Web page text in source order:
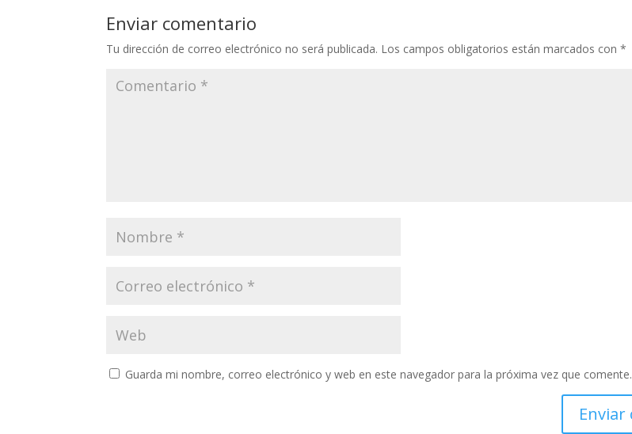
Enviar comentario
Tu dirección de correo electrónico no será publicada. Los campos obligatorios están marcados con*
Guarda mi nombre, correo electrónico y web en este navegador para la próxima vez que comente.